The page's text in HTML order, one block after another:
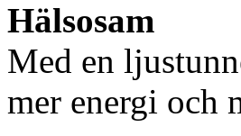
Hälsosam
Med en
mer energi och